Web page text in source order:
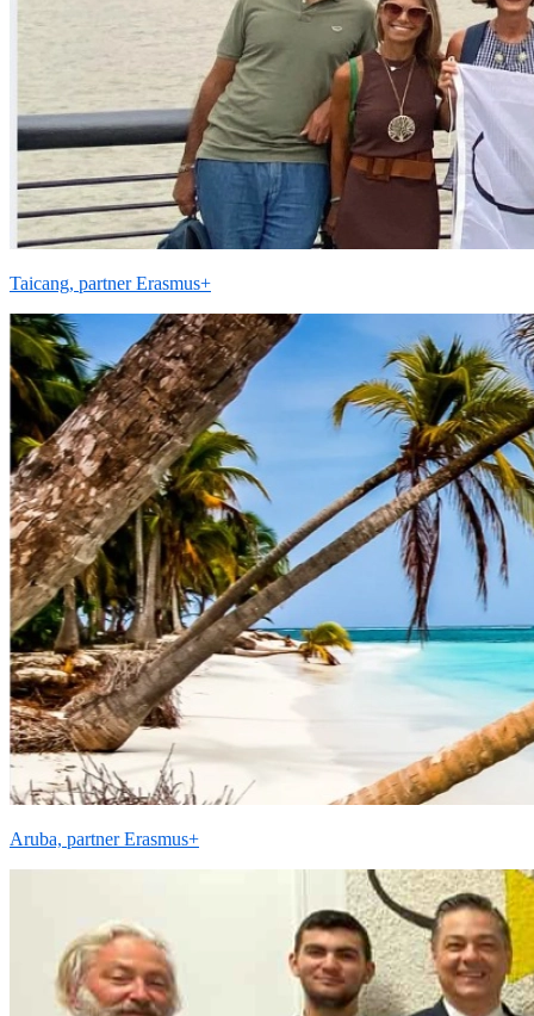
Taicang, partner Erasmus+
Aruba, partner Erasmus+